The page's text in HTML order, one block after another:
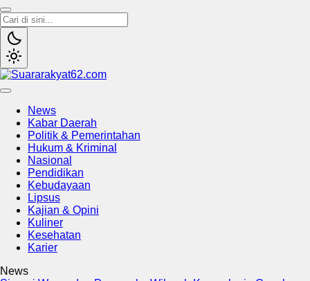
News
Kabar Daerah
Politik & Pemerintahan
Hukum & Kriminal
Nasional
Pendidikan
Kebudayaan
Lipsus
Kajian & Opini
Kuliner
Kesehatan
Karier
News